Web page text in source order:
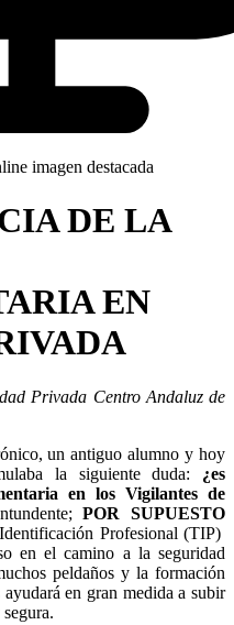
DE LA
EN
Privada Centro Andaluz de
un antiguo alumno y hoy
la siguiente duda: ¿es
en los Vigilantes de
POR SUPUESTO
Profesional (TIP)
en el camino a la seguridad
peldaños y la formación
en gran medida a subir